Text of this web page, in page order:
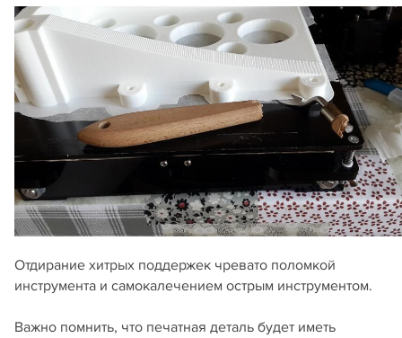
Отдирание хитрых поддержек чревато поломкой
инструмента и самокалечением острым инструментом.
Важно помнить, что печатная деталь будет иметь